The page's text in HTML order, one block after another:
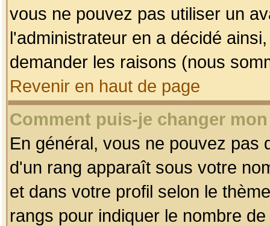
vous ne pouvez pas utiliser un
l'administrateur en a décidé
demander les raisons (nous
Revenir en haut de page
Comment puis-je changer
En général, vous ne pouvez pas
d'un rang apparaît sous votre
et dans votre profil selon le
rangs pour indiquer le nombre